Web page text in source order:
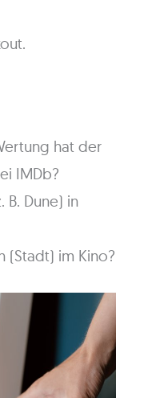
hat der
IMDb?
B. Dune) in
(Stadt) im Kino?